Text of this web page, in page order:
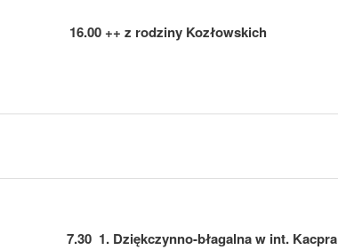
16.00 ++ z rodziny Kozłowskich
7.30 1. Dziękczynno-błagalna w int. Kacpra